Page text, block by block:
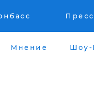
Мнение Шоу-